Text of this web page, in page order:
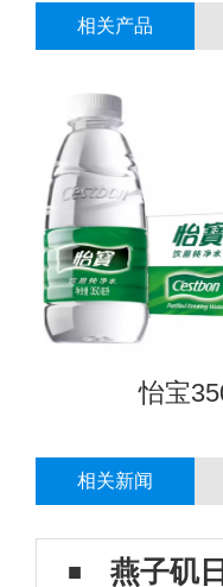
相关产品
怡宝
相关新闻
燕子矶